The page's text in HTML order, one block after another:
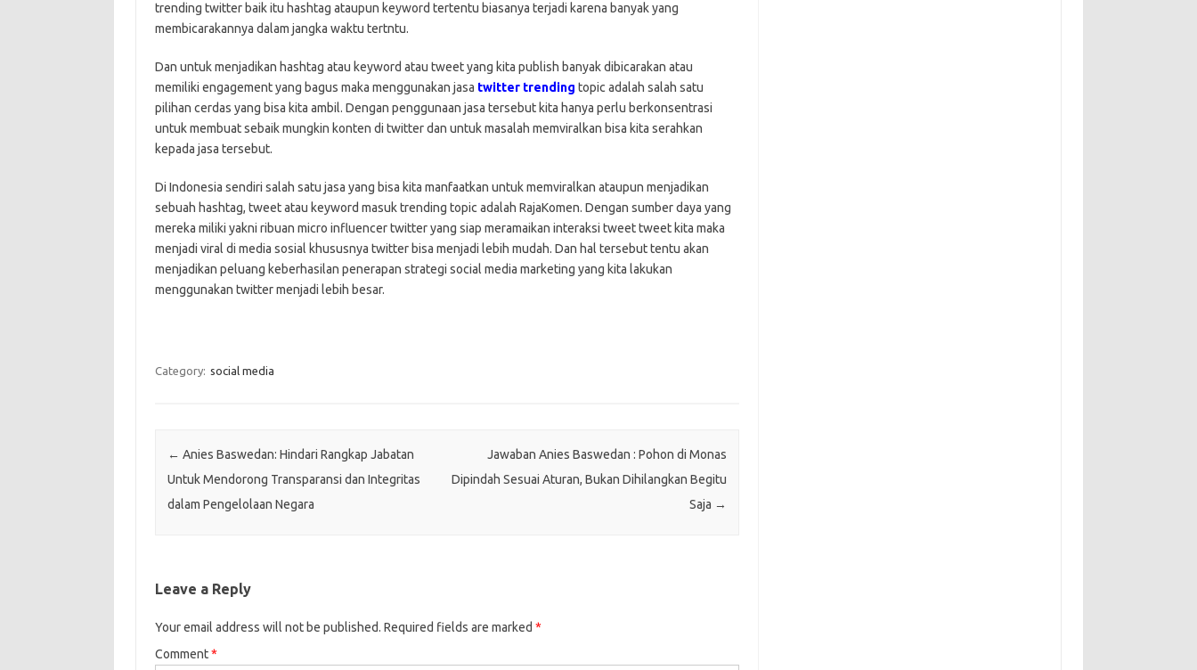
trending twitter baik itu hashtag ataupun keyword tertentu biasanya terjadi karena banyak yang
membicarakannya dalam jangka waktu tertntu.
Dan untuk menjadikan hashtag atau keyword atau tweet yang kita publish banyak dibicarakan atau
memiliki engagement yang bagus maka menggunakan jasa twitter trending topic adalah salah satu
pilihan cerdas yang bisa kita ambil. Dengan penggunaan jasa tersebut kita hanya perlu berkonsentrasi
untuk membuat sebaik mungkin konten di twitter dan untuk masalah memviralkan bisa kita serahkan
kepada jasa tersebut.
Di Indonesia sendiri salah satu jasa yang bisa kita manfaatkan untuk memviralkan ataupun menjadikan
sebuah hashtag, tweet atau keyword masuk trending topic adalah RajaKomen. Dengan sumber daya yang
mereka miliki yakni ribuan micro influencer twitter yang siap meramaikan interaksi tweet tweet kita maka
menjadi viral di media sosial khususnya twitter bisa menjadi lebih mudah. Dan hal tersebut tentu akan
menjadikan peluang keberhasilan penerapan strategi social media marketing yang kita lakukan
menggunakan twitter menjadi lebih besar.
Category: social media
Post navigation
← Anies Baswedan: Hindari Rangkap Jabatan
Untuk Mendorong Transparansi dan Integritas
dalam Pengelolaan Negara
Jawaban Anies Baswedan : Pohon di Monas
Dipindah Sesuai Aturan, Bukan Dihilangkan Begitu
Saja →
Leave a Reply
Your email address will not be published. Required fields are marked *
Comment*